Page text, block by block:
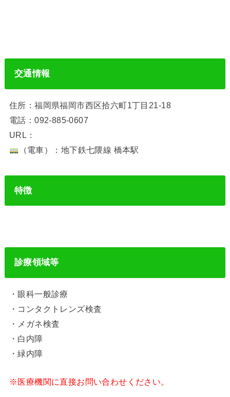
交通情報
住所：福岡県福岡市西区拾六町1丁目21-18
電話：092-885-0607
URL：
（電車）：地下鉄七隈線 橋本駅
特徴
診療領域等
・眼科一般診療
・コンタクトレンズ検査
・メガネ検査
・白内障
・緑内障
※医療機関に直接お問い合わせください。